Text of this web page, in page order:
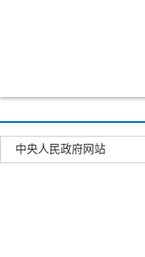
中央人民政府网站